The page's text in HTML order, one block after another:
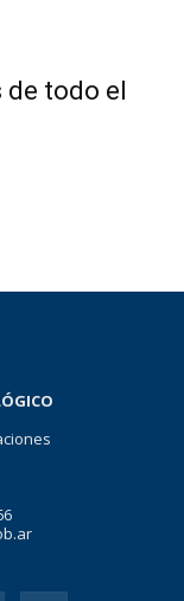
de todo el